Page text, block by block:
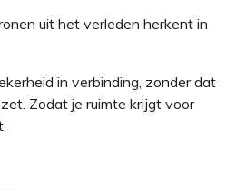
uit het verleden herkent in
in verbinding, zonder dat
Zodat je ruimte krijgt voor